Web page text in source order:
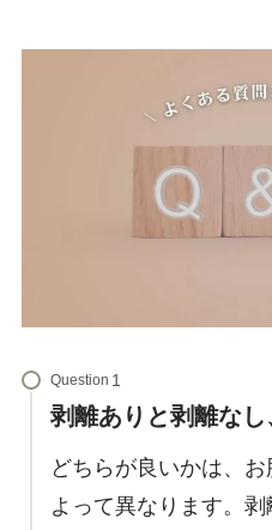
Question
剥離ありと剥離な
どちらが良いかは、
よって異なります。